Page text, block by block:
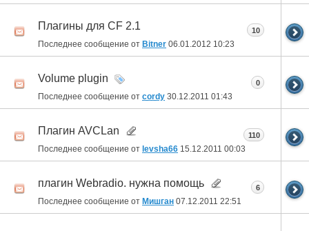
Плагины для CF 2.1
Последнее сообщение от Bitner 06.01.2012 10:23
10
Volume plugin
Последнее сообщение от cordy 30.12.2011 01:43
0
Плагин AVCLan
Последнее сообщение от levsha66 15.12.2011 00:03
110
плагин Webradio. нужна помощь
Последнее сообщение от Мишган 07.12.2011 22:51
6